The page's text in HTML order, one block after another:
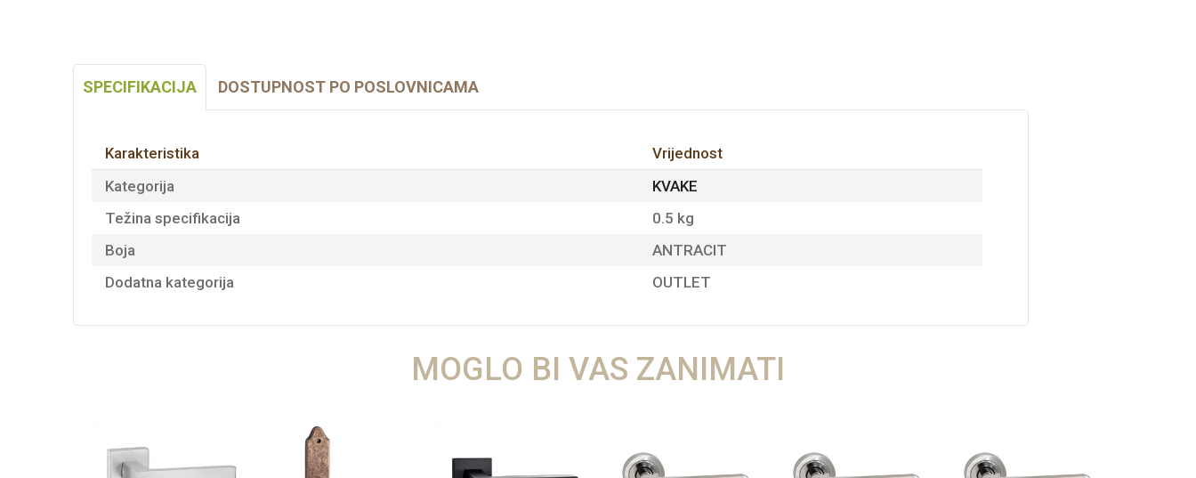
SPECIFIKACIJA DOSTUPNOST PO POSLOVNICAMA
Karakteristika
Vrijednost
Kategorija
KVAKE
Težina specifikacija
0.5 kg
Boja
ANTRACIT
Dodatna kategorija
OUTLET
MOGLO BI VAS ZANIMATI